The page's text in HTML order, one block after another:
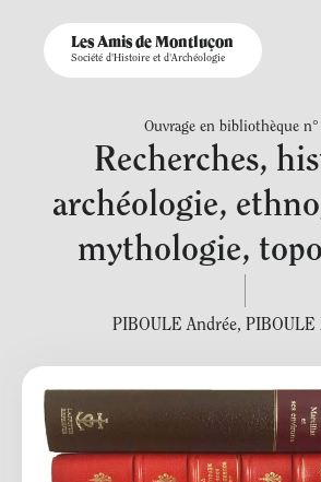
Les Amis de Montluçon
Société d'Histoire et d'Archéologie
Ouvrage en bibliothèque n°
Recherches,
archéologie,
mythologie,
PIBOULE Andrée, PIBOULE